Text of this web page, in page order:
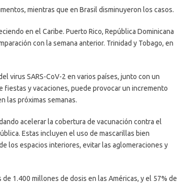
mientras que en Brasil disminuyeron los casos.
en el Caribe. Puerto Rico, República Dominicana
con la semana anterior. Trinidad y Tobago, en
virus SARS-CoV-2 en varios países, junto con un
y vacaciones, puede provocar un incremento
las próximas semanas.
acelerar la cobertura de vacunación contra el
Estas incluyen el uso de mascarillas bien
los espacios interiores, evitar las aglomeraciones y
1.400 millones de dosis en las Américas, y el 57% de